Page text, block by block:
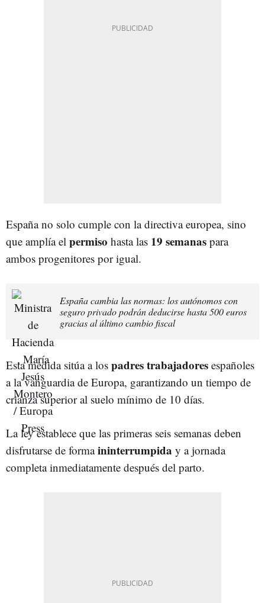
España no solo cumple con la directiva europea, sino
que amplía el permiso hasta las 19 semanas para
ambos progenitores por igual.
España cambia las normas: los autónomos con
seguro privado podrán deducirse hasta 500 euros
gracias al último cambio fiscal
Esta medida sitúa a los padres trabajadores españoles
a la vanguardia de Europa, garantizando un tiempo de
crianza superior al suelo mínimo de 10 días.
La ley establece que las primeras seis semanas deben
disfrutarse de formaininterrumpida y a jornada
completa inmediatamente después del parto.